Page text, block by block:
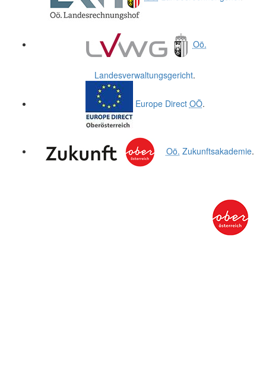
Oö.
Landesverwaltungsgericht.
Europe Direct OÖ.
Oö. Zukunftsakademie.